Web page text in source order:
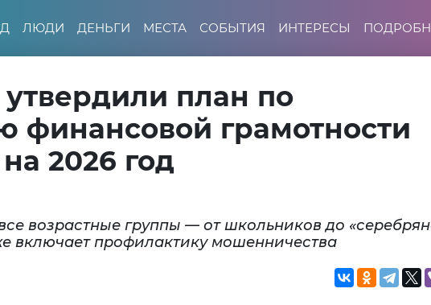
ЛЮДИ ДЕНЬГИ МЕСТА СОБЫТИЯ ИНТЕРЕСЫ
план по
финансовой грамотности
2026 год
возрастные группы — от школьников до
включает профилактику мошенничества